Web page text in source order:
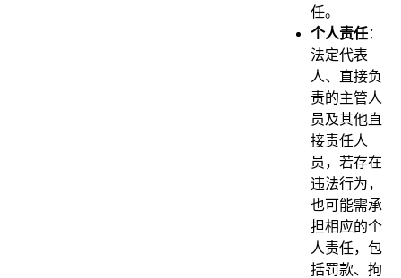
任。
个人责任：
法定代表
人、直接负
责的主管人
员及其他直
接责任人
员，若存在
违法行为，
也可能需承
担相应的个
人责任，包
括罚款、拘